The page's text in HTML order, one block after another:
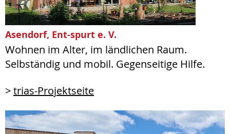
Asendorf, Ent-spurt e. V.
Wohnen im Alter, im ländlichen Raum.
Selbständig und mobil. Gegenseitige Hilfe.
>trias-Projektseite